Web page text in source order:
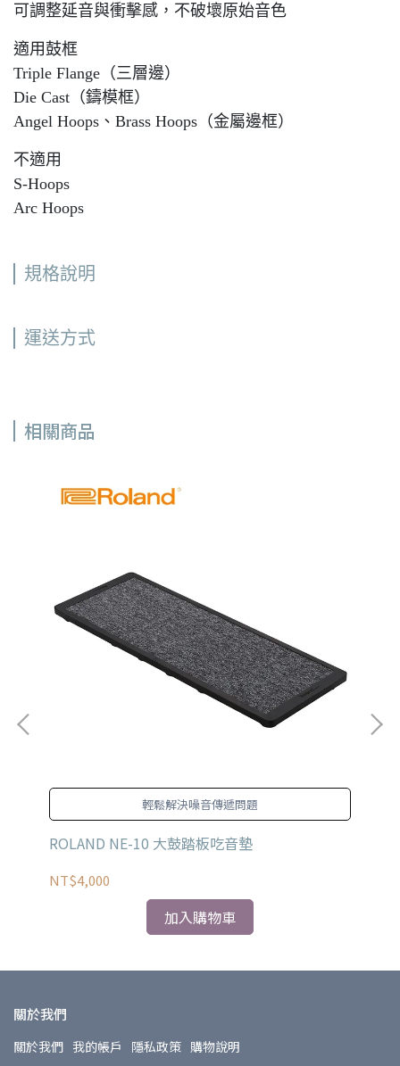
可調整延音與衝擊感，不破壞原始音色
適用鼓框
Triple Flange（三層邊）
Die Cast（鑄模框）
Angel Hoops、Brass Hoops（金屬邊框）
不適用
S-Hoops
Arc Hoops
規格說明
運送方式
相關商品
輕鬆解決噪音傳遞問題
ROLAND NE-10 大鼓踏板吃音墊
NT$4,000
加入購物車
關於我們
關於我們 我的帳戶 隱私政策 購物說明